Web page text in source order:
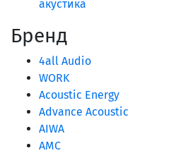
акустика
Бренд
4all Audio
WORK
Acoustic Energy
Advance Acoustic
AIWA
AMC